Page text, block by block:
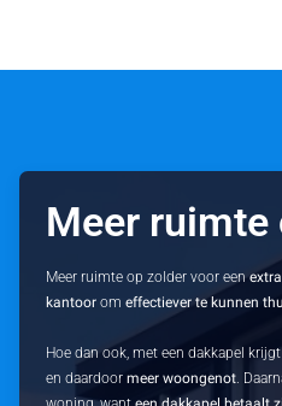
Meer ruimte
Meer ruimte op zolder voor een
kantoor omeffectiever te kunnen
Hoe dan ook, met een dakkapel
en daardoormeer woongenot .